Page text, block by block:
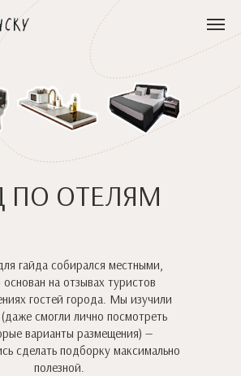
ПО ОТЕЛЯМ
гайда собирался местными,
на отзывах туристов
гостей города. Мы изучили
смогли лично посмотреть
варианты размещения) —
сделать подборку максимально
полезной.